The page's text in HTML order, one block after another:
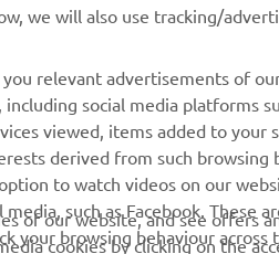
Aplicații mobile
we will also use tracking/
relevant advertisements of
social media platforms
viewed, items added to your
derived from such browsing
to watch videos on our
such as Facebook. These
your browsing behaviour
of our website, and see offers
cookies by clicking on the